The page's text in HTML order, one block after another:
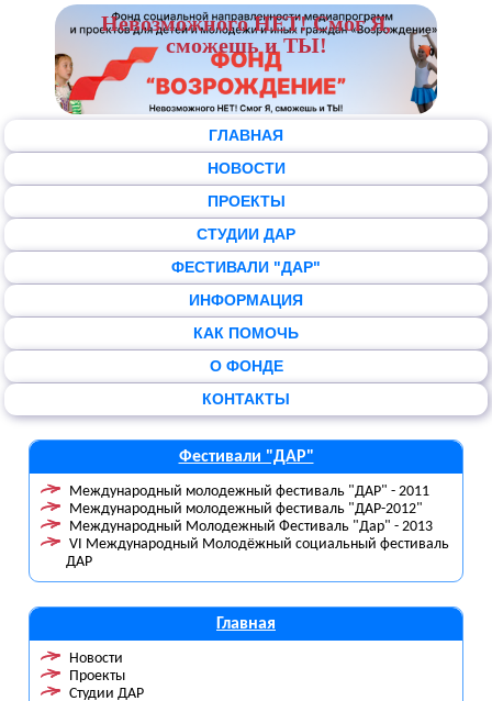
Невозможного НЕТ! Смог Я,
сможешь и ТЫ!
ГЛАВНАЯ
НОВОСТИ
ПРОЕКТЫ
СТУДИИ ДАР
ФЕСТИВАЛИ "ДАР"
ИНФОРМАЦИЯ
КАК ПОМОЧЬ
О ФОНДЕ
КОНТАКТЫ
Фестивали "ДАР"
Международный молодежный фестиваль "ДАР" - 2011
Международный молодежный фестиваль "ДАР-2012"
Международный Молодежный Фестиваль "Дар" - 2013
VI Международный Молодёжный социальный фестиваль
ДАР
Главная
Новости
Проекты
Студии ДАР